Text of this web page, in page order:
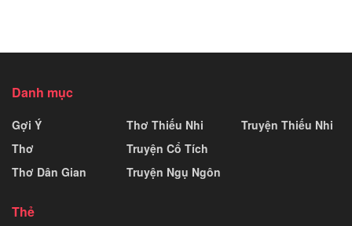
Danh mục
Gợi Ý
Thơ
Thơ Dân Gian
Thơ Thiếu Nhi
Truyện Cổ Tích
Truyện Ngụ Ngôn
Truyện Thiếu Nhi
Thẻ